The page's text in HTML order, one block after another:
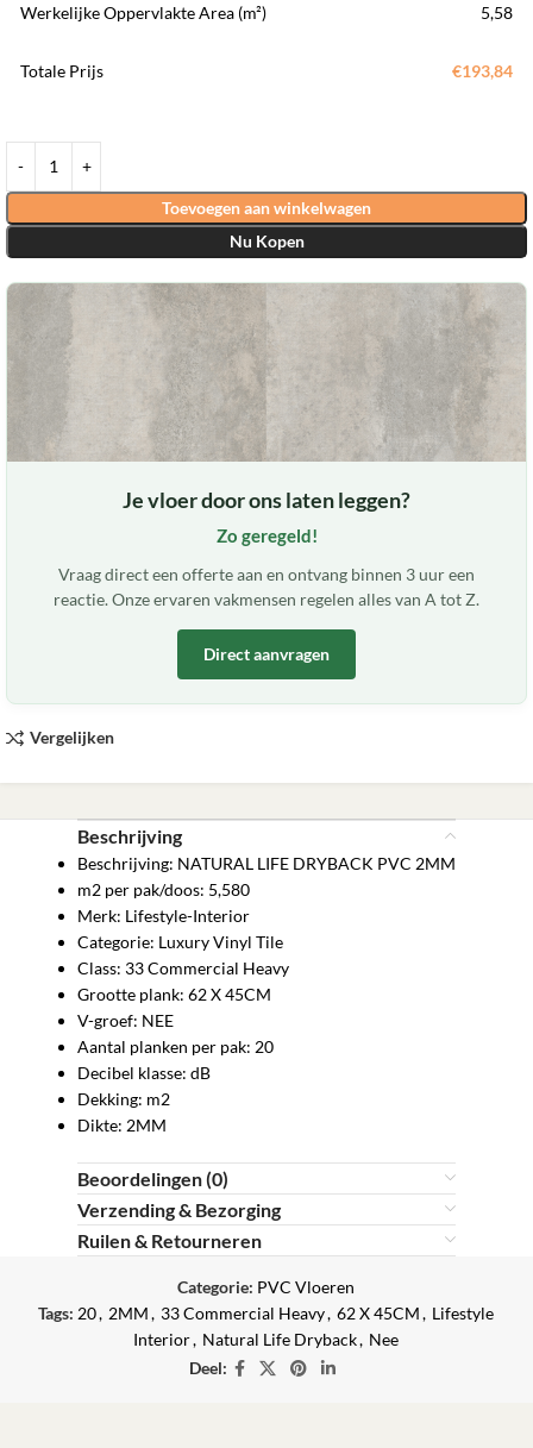
Werkelijke Oppervlakte Area (m²) 5,58
Totale Prijs €193,84
Toevoegen aan winkelwagen
Nu Kopen
Je vloer door ons laten leggen?
Zo geregeld!
Vraag direct een offerte aan en ontvang binnen 3 uur een
reactie. Onze ervaren vakmensen regelen alles van A tot Z.
Direct aanvragen
Vergelijken
Beschrijving
Beschrijving: NATURAL LIFE DRYBACK PVC 2MM
m2 per pak/doos: 5,580
Merk: Lifestyle-Interior
Categorie: Luxury Vinyl Tile
Class: 33 Commercial Heavy
Grootte plank: 62 X 45CM
V-groef: NEE
Aantal planken per pak: 20
Decibel klasse: dB
Dekking: m2
Dikte: 2MM
Beoordelingen (0)
Verzending & Bezorging
Ruilen & Retourneren
Categorie: PVC Vloeren
Tags: 20, 2MM , 33 Commercial Heavy, 62 X 45CM , Lifestyle
Interior, Natural Life Dryback, Nee
Deel: